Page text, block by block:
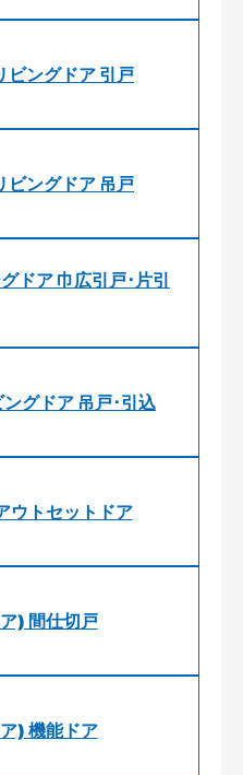
ングドア 引戸
ングドア 吊戸
ドア 巾広引戸･片引
グドア 吊戸･引込
ウトセットドア
) 間仕切戸
) 機能ドア